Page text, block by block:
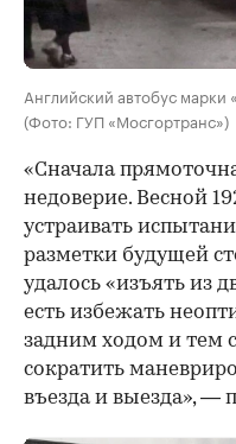
Английский автобус марки
(Фото: ГУП «Мосгортранс»)
«Сначала
недоверие. Весной
устраивать
разметки будущей
удалось «изъять из
есть избежать
задним ходом и тем
сократить
въезда и выезда», —